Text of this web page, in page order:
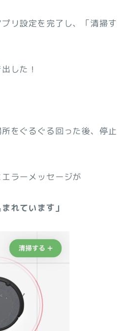
リ設定を完了し、「清掃す
した！
をぐるぐる回った後、停止
ラーメッセージが
れています」